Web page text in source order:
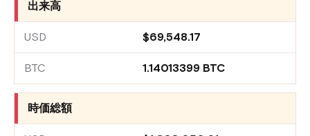
出来高
$69,548.17
1.14013399 BTC
時価総額